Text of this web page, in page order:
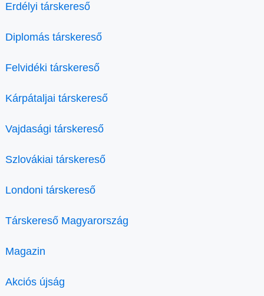
Erdélyi társkereső
Diplomás társkereső
Felvidéki társkereső
Kárpátaljai társkereső
Vajdasági társkereső
Szlovákiai társkereső
Londoni társkereső
Társkereső Magyarország
Magazin
Akciós újság